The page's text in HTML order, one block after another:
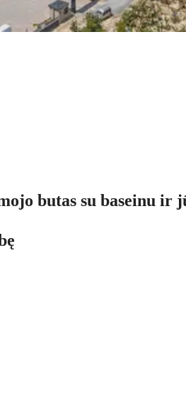
butas su baseinu ir